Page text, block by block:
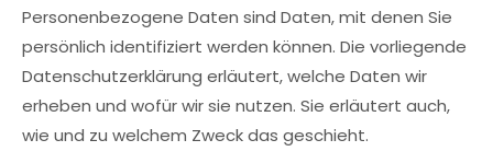
Personenbezogene Daten sind Daten, mit denen Sie
persönlich identifiziert werden können. Die vorliegende
Datenschutzerklärung erläutert, welche Daten wir
erheben und wofür wir sie nutzen. Sie erläutert auch,
wie und zu welchem Zweck das geschieht.